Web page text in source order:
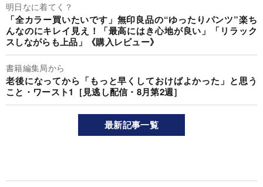
明日なに着てく？
「全カラー買いたいです」無印良品の“ゆったりパンツ”楽ち
んなのにキレイ見え！「最高にはき心地が良い」「リラック
スしながらも上品」《購入レビュー》
書籍編集局から
老後になってから「もっと早くしておけばよかった」と思う
こと・ワースト1［見逃し配信・8月第2週］
最新記事一覧